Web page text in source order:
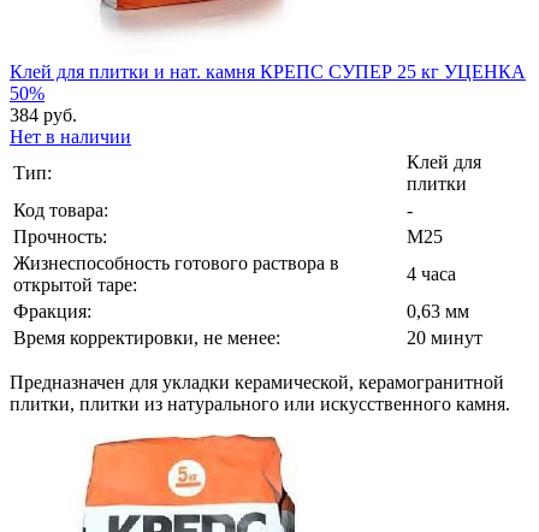
Клей для плитки и нат. камня КРЕПС СУПЕР 25 кг УЦЕНКА
50%
384 руб.
Нет в наличии
Тип:
Клей для
плитки
Код товара:
-
Прочность:
М25
Жизнеспособность готового раствора в
открытой таре:
4 часа
Фракция:
0,63 мм
Время корректировки, не менее:
20 минут
Предназначен для укладки керамической, керамогранитной
плитки, плитки из натурального или искусственного камня.